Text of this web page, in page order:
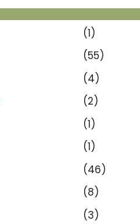
(1)
(55)
(4)
(2)
(1)
(1)
(46)
(8)
(3)